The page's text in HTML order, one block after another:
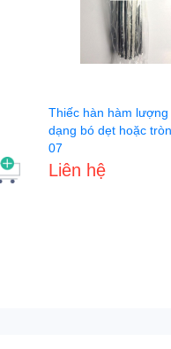
Thiếc hàn hàm lượng
dạng bó dẹt hoặc
07
Liên hệ